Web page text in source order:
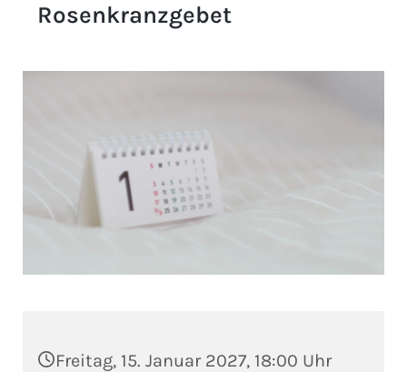
Rosenkranzgebet
Freitag, 15. Januar 2027, 18:00 Uhr